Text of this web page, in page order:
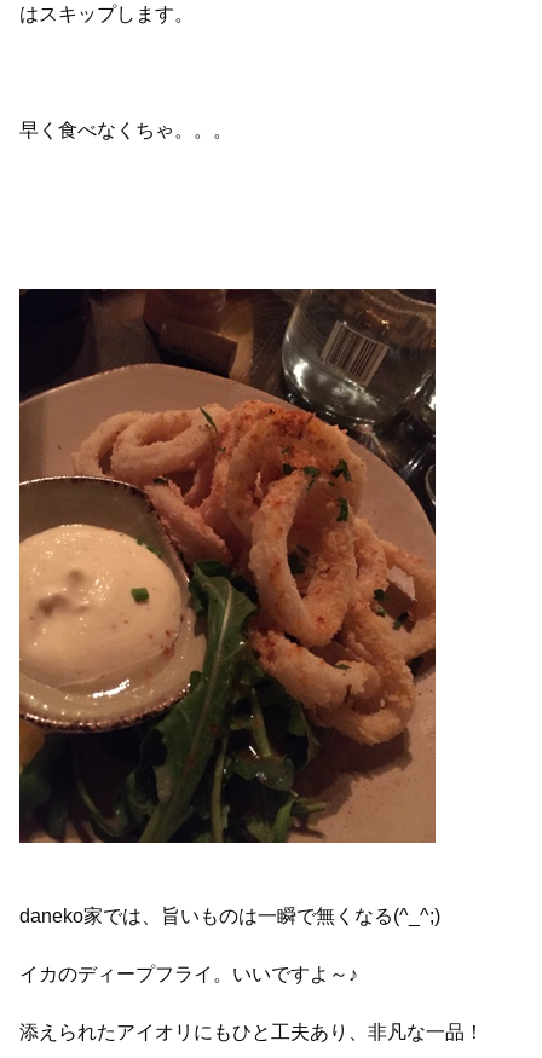
はスキップします。
早く食べなくちゃ。。。
daneko家では、旨いものは一瞬で無くなる(^_^;)
イカのディープフライ。いいですよ～♪
添えられたアイオリにもひと工夫あり、非凡な一品！